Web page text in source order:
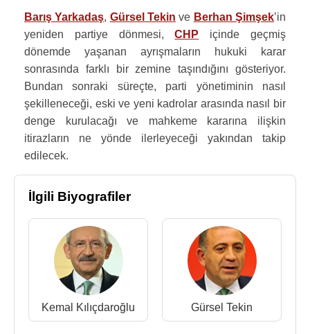
Barış Yarkadaş, Gürsel Tekin ve Berhan Şimşek’in
yeniden partiye dönmesi,CHP içinde geçmiş
dönemde yaşanan ayrışmaların hukuki karar
sonrasında farklı bir zemine taşındığını gösteriyor.
Bundan sonraki süreçte, parti yönetiminin nasıl
şekilleneceği, eski ve yeni kadrolar arasında nasıl bir
denge kurulacağı ve mahkeme kararına ilişkin
itirazların ne yönde ilerleyeceği yakından takip
edilecek.
İlgili Biyografiler
Kemal Kılıçdaroğlu Gürsel Tekin